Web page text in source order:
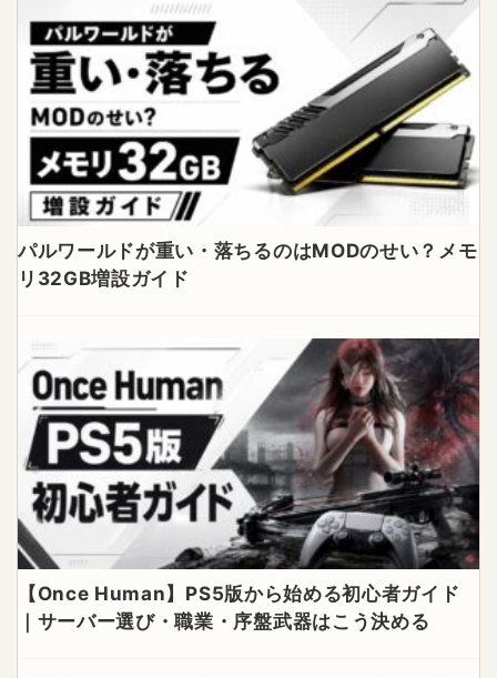
パルワールドが重い・落ちるのはMODのせい？メモ
リ32GB増設ガイド
【Once Human】PS5版から始める初心者ガイド
｜サーバー選び・職業・序盤武器はこう決める